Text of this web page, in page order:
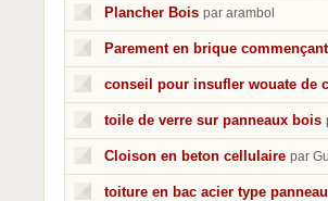
Plancher Bois par arambol
Parement en brique
conseil pour insufler wouate de
toile de verre sur panneaux bois
Cloison en beton cellulaire par
toiture en bac acier type